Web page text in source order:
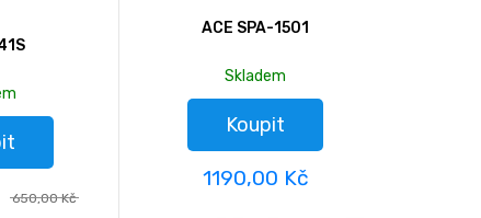
ACE SPA-1501
Skladem
Koupit
1190,00 Kč
650,00 Kč